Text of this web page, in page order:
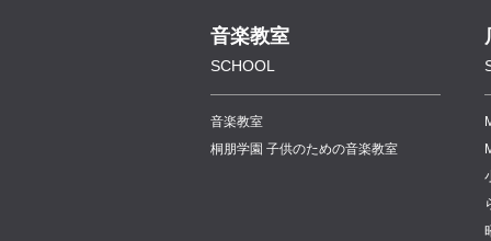
音楽教室
SCHOOL
音楽教室
桐朋学園 子供のための音楽教室